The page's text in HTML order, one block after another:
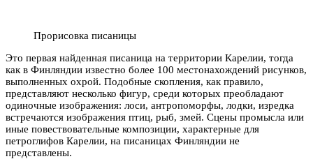
Прорисовка писаницы
Это первая найденная писаница на территории Карелии, тогда
как в Финляндии известно более 100 местонахождений рисунков,
выполненных охрой. Подобные скопления, как правило,
представляют несколько фигур, среди которых преобладают
одиночные изображения: лоси, антропоморфы, лодки, изредка
встречаются изображения птиц, рыб, змей. Сцены промысла или
иные повествовательные композиции, характерные для
петроглифов Карелии, на писаницах Финляндии не
представлены.